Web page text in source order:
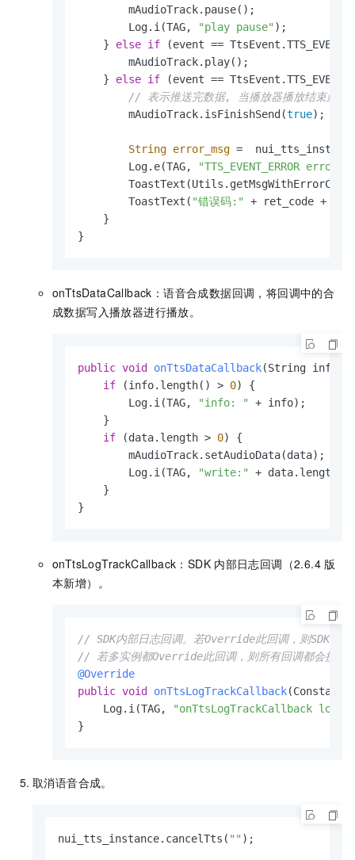
        mAudioTrack.pause();
        Log.i(TAG,
"play pause" );
    }
else if (event ==
        mAudioTrack.play();
    }
else if (event ==
// 表示推送完数据, 当播放器播放结束则会
        mAudioTrack.isFinishSend(
true);
String error_msg =
        Log.e(TAG,
"TTS_EVENT_ERROR
        ToastText(
"错误码:" + ret_code +
    }
}
onTtsDataCallback：语音合成数据回调，将回调中的合
成数据写入播放器进行播放。
public void onTtsDataCallback(String info,
if (info.length() > 0) {
        Log.i(TAG,
"info: "
+ info);
    }
if (data.length > 0) {
        mAudioTrack.setAudioData(data);
        Log.i(TAG,
"write:"
+ data.length);
    }
}
onTtsLogTrackCallback：SDK 内部日志回调（2.6.4 版
本新增）。
// SDK内部日志回调。若Override此回调，则SDK内部
// 若多实例都Override此回调，则所有回调都会接收
@Override
public void onTtsLogTrackCallback
    Log.i(TAG,
"onTtsLogTrackCallback log
}
取消语音合成。
nui_tts_instance.cancelTts( "" );